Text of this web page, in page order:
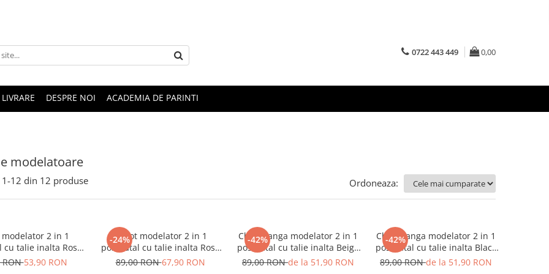
0722 443 449 0,00
LIVRARE DESPRE NOI ACADEMIA DE PARINTI
modelatoare
1-12 din 12 produse Ordoneaza:
2 in 1
cu talie inalta Rose
Girl
RON53,90 RON
-24%
Chilot modelator 2 in 1
postnatal cu talie inalta Rose
Girl Black
89,00 RON67,90 RON
-42%
Chilot tanga modelator 2 in 1
postnatal cu talie inalta Beige
Rose Girl
89,00 RONde la 51,90 RON
-42%
Chilot tanga modelator 2 in 1
postnatal cu talie inalta Black
Rose Girl
89,00 RONde la 51,90 RON